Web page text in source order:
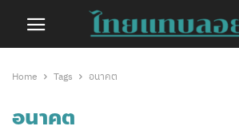
Home Tags อนาคต
อนาคต